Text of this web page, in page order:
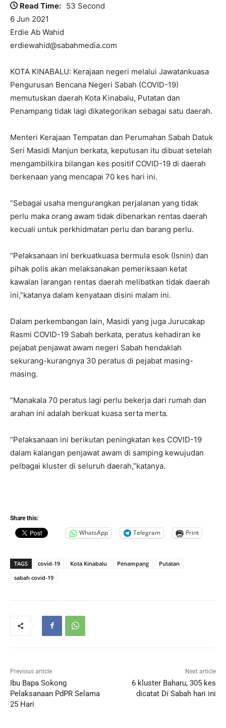
Read Time: 53 Second
6 Jun 2021
Erdie Ab Wahid
erdiewahid@sabahmedia.com
KOTA KINABALU: Kerajaan negeri melalui Jawatankuasa
Pengurusan Bencana Negeri Sabah (COVID-19)
memutuskan daerah Kota Kinabalu, Putatan dan
Penampang tidak lagi dikategorikan sebagai satu daerah.
Menteri Kerajaan Tempatan dan Perumahan Sabah Datuk
Seri Masidi Manjun berkata, keputusan itu dibuat setelah
mengambilkira bilangan kes positif COVID-19 di daerah
berkenaan yang mencapai 70 kes hari ini.
“Sebagai usaha mengurangkan perjalanan yang tidak
perlu maka orang awam tidak dibenarkan rentas daerah
kecuali untuk perkhidmatan perlu dan barang perlu.
“Pelaksanaan ini berkuatkuasa bermula esok (Isnin) dan
pihak polis akan melaksanakan pemeriksaan ketat
kawalan larangan rentas daerah melibatkan tidak daerah
ini,”katanya dalam kenyataan disini malam ini.
Dalam perkembangan lain, Masidi yang juga Jurucakap
Rasmi COVID-19 Sabah berkata, peratus kehadiran ke
pejabat penjawat awam negeri Sabah hendaklah
sekurang-kurangnya 30 peratus di pejabat masing-
masing.
“Manakala 70 peratus lagi perlu bekerja dari rumah dan
arahan ini adalah berkuat kuasa serta merta.
“Pelaksanaan ini berikutan peningkatan kes COVID-19
dalam kalangan penjawat awam di samping kewujudan
pelbagai kluster di seluruh daerah,”katanya.
Share this:
WhatsApp Telegram Print
TAGS covid-19 Kota Kinabalu Penampang
Putatan
sabah covid-19
Previous article
Ibu Bapa Sokong
Pelaksanaan PdPR Selama
25 Hari
Next article
6 kluster Baharu, 305 kes
dicatat Di Sabah hari ini